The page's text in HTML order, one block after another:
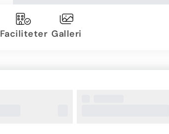
Faciliteter Galleri